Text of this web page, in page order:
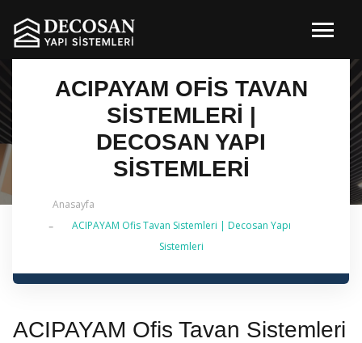
ACIPAYAM OFIS TAVAN
SISTEMLERI |
DECOSAN YAPI
SISTEMLERI
Anasayfa
ACIPAYAM Ofis Tavan Sistemleri | Decosan Yapı
Sistemleri
✔ 2026 Güncel — İstanbul Genelinde Metal Asma
ACIPAYAM Ofis Tavan Sistemleri